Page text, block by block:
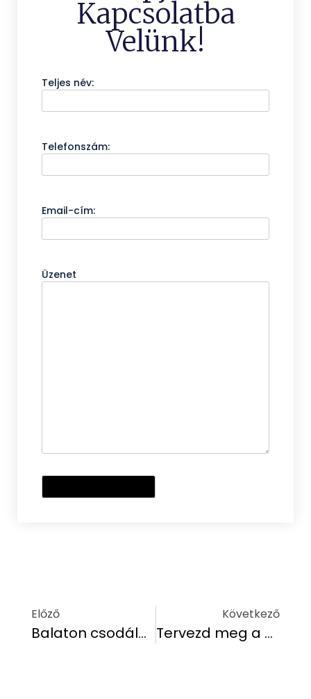
Kapcsolatba
Velünk!
Teljes név:
Telefonszám:
Email-cím:
Üzenet
Előző
Balaton csodálatos túraútvonalai
Következő
Tervezd meg a 2025-es balatoni nyaralásodat már most a Hethland Üdülő Zamárdiban!